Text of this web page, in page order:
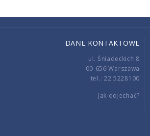
DANE KONTAKTOWE
ul. Śniadeckich 8
00-656 Warszawa
tel.: 22 5228100
Jak dojechać?